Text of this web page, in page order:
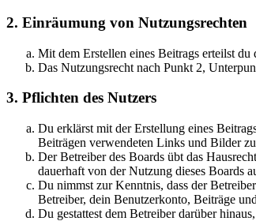
2. Einräumung von Nutzungsrechten
Mit dem Erstellen eines Beitrags erteilst
Das Nutzungsrecht nach Punkt 2,
3. Pflichten des Nutzers
Du erklärst mit der Erstellung eines
Beiträgen verwendeten Links und Bilder
Der Betreiber des Boards übt das
dauerhaft von der Nutzung dieses Boards
Du nimmst zur Kenntnis, dass der
Betreiber, dein Benutzerkonto, Beiträge
Du gestattest dem Betreiber darüber